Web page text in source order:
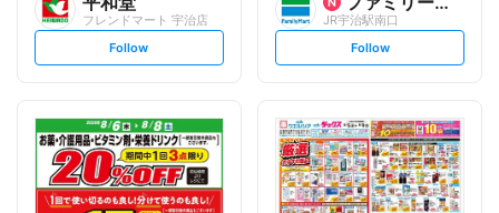
フレンドマート 宇治店
s
t
l
o
w
Follow
JR宇治駅南口
s
t
l
o
w
Follow